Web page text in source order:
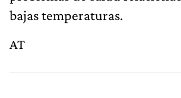
bajas temperaturas.
AT